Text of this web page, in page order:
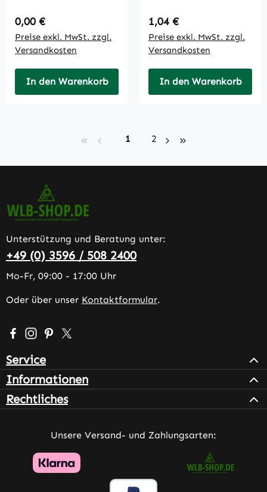
Regulärer Preis:
0,00 €
Preise exkl. MwSt. zzgl.
Versandkosten
In den Warenkorb
Regulärer Preis:
1,04 €
Preise exkl. MwSt. zzgl.
Versandkosten
In den Warenkorb
Seite
1 Seite
2
Unterstützung und Beratung unter:
+49 (0) 3596 / 508 2400
Mo-Fr, 09:00 - 17:00 Uhr
Oder über unser Kontaktformular.
Besuche uns auf Facebook – öffnet in neuem Tab
Schau auf Instagram vorbei – öffnet in neuem Tab
Lass dich auf Pinterest inspirieren – öffnet in
Folge uns auf X – öffnet in neuem Tab
Service
Informationen
Rechtliches
Unsere Versand- und Zahlungsarten: